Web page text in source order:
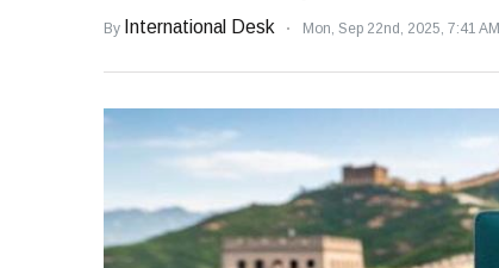
By International Desk Mon, Sep 22nd, 2025, 7:41 AM